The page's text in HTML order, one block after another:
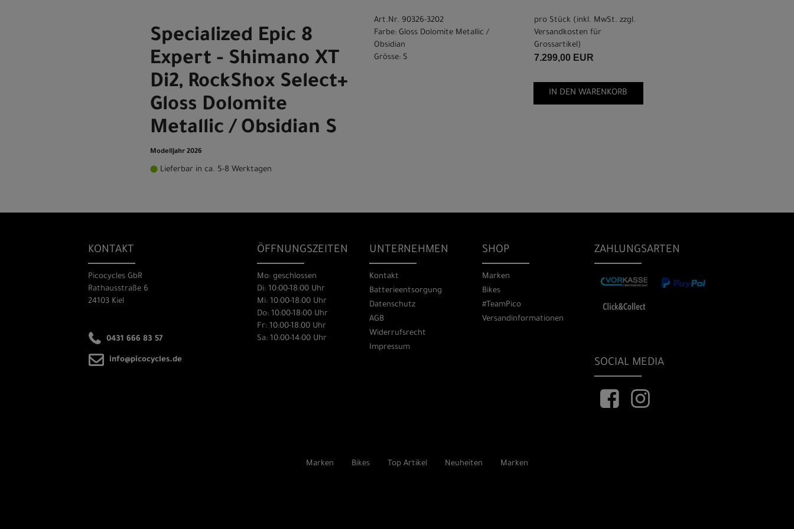
Specialized Epic 8
Expert - Shimano XT
Di2, RockShox Select+
Gloss Dolomite
Metallic / Obsidian S
Modelljahr 2026
Lieferbar in ca. 5-8 Werktagen
Art.Nr. 90326-3202
Farbe: Gloss Dolomite Metallic /
Obsidian
Grösse: S
pro Stück (inkl. MwSt. zzgl.
Versandkosten für
Grossartikel )
7.299,00 EUR
IN DEN WARENKORB
KONTAKT
Picocycles GbR
Rathausstraße 6
24103 Kiel
0431 666 83 57
info@picocycles.de
ÖFFNUNGSZEITEN
Mo: geschlossen
Di: 10:00-18:00 Uhr
Mi: 10:00-18:00 Uhr
Do: 10:00-18:00 Uhr
Fr: 10:00-18:00 Uhr
Sa: 10:00-14:00 Uhr
UNTERNEHMEN
Kontakt
Batterieentsorgung
Datenschutz
AGB
Widerrufsrecht
Impressum
SHOP
Marken
Bikes
#TeamPico
Versandinformationen
ZAHLUNGSARTEN
SOCIAL MEDIA
Marken Bikes Top Artikel Neuheiten Marken